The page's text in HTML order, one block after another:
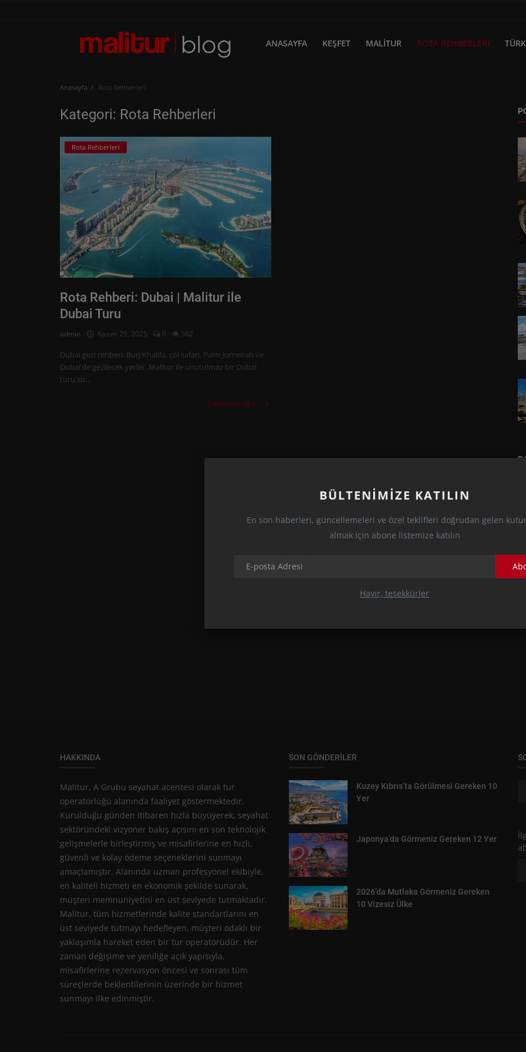
ANASAYFA KEŞFET MALİTUR ROTA REHBERLERI
BÜLTENIMIZE KATILIN
En son haberleri, güncellemeleri ve özel teklifleri doğrudan gelen
almak için abone listemize katılın
Hayır, teşekkürler
Anasayfa Rota Rehberleri
Kategori: Rota Rehberleri
Rota Rehberleri
Rota Rehberi: Dubai | Malitur ile
Dubai Turu
admin Kasım 29, 2025 0 562
Dubai gezi rehberi: Burj Khalifa, çöl safari, Palm Jumeirah ve
Dubai’de gezilecek yerler. Malitur ile unutulmaz bir Dubai
turu siz...
Devamını oku
Baştan Çıkarıcı Bir Lezzet Serüveni: İran
HAKKINDA
Malitur, A Grubu seyahat acentesi olarak tur
operatörlüğü alanında faaliyet göstermektedir.
Kurulduğu günden itibaren hızla büyüyerek, seyahat
sektöründeki vizyoner bakış açısını en son teknolojik
gelişmelerle birleştirmiş ve misafirlerine en hızlı,
güvenli ve kolay ödeme seçeneklerini sunmayı
amaçlamıştır. Alanında uzman profesyonel ekibiyle,
en kaliteli hizmeti en ekonomik şekilde sunarak,
müşteri memnuniyetini en üst seviyede tutmaktadır.
Malitur, tüm hizmetlerinde kalite standartlarını en
üst seviyede tutmayı hedefleyen, müşteri odaklı bir
yaklaşımla hareket eden bir tur operatörüdür. Her
zaman değişime ve yeniliğe açık yapısıyla,
misafirlerine rezervasyon öncesi ve sonrası tüm
süreçlerde beklentilerinin üzerinde bir hizmet
sunmayı ilke edinmiştir.
SON GÖNDERILER
Kuzey Kıbrıs’ta Görülmesi Gereken 10
Yer
Japonya’da Görmeniz Gereken 12 Yer
2026’da Mutlaka Görmeniz Gereken
10 Vizesiz Ülke